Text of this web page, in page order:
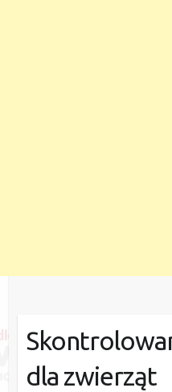
dla zwierząt